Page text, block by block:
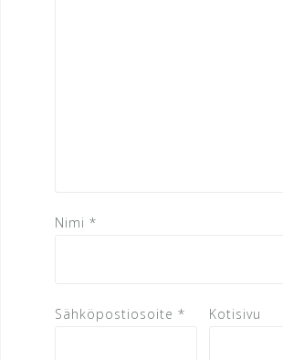
Nimi *
Sähköpostiosoite * Kotisivu